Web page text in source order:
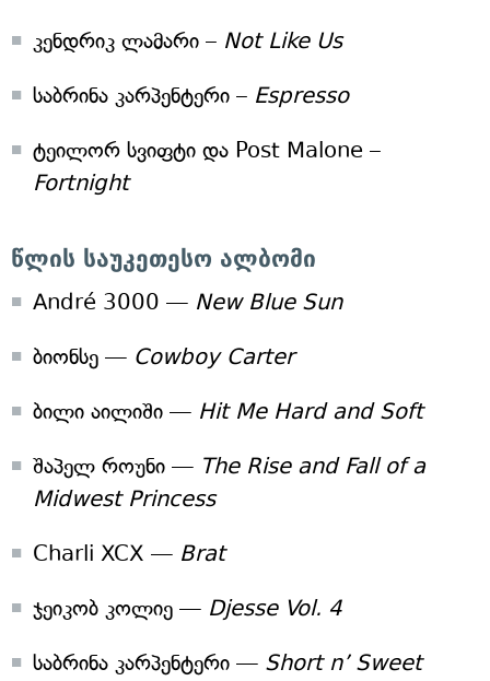
კენდრიკ ლამარი – Not Like Us
საბრინა კარპენტერი – Espresso
ტეილორ სვიფტი და Post Malone –
Fortnight
წლის საუკეთესო ალბომი
André 3000 — New Blue Sun
ბიონსე — Cowboy Carter
ბილი აილიში — Hit Me Hard and Soft
შაპელ როუნი — The Rise and Fall of a
Midwest Princess
Charli XCX — Brat
ჯეიკობ კოლიე — Djesse Vol. 4
საბრინა კარპენტერი — Short n’ Sweet